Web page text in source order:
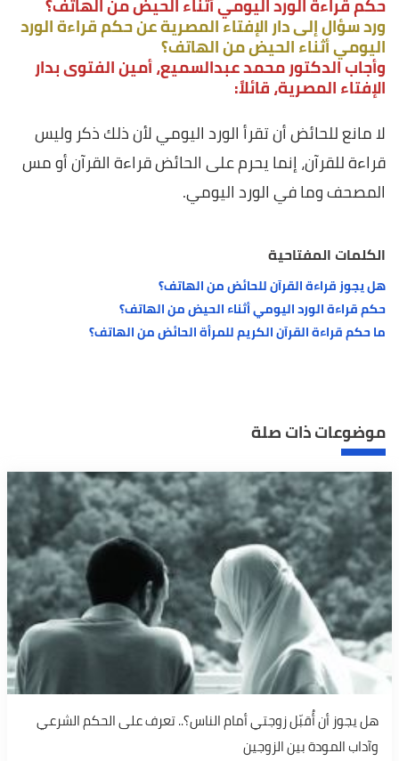
حكم قراءة الورد اليومي أثناء الحيض من الهاتف؟
ورد سؤال إلى دار الإفتاء المصرية عن حكم قراءة الورد
اليومي أثناء الحيض من الهاتف؟
وأجاب الدكتور محمد عبدالسميع، أمين الفتوى بدار
الإفتاء المصرية، قائلاً:
لا مانع للحائض أن تقرأ الورد اليومي لأن ذلك ذكر وليس
قراءة للقرآن، إنما يحرم على الحائض قراءة القرآن أو مس
المصحف وما في الورد اليومي.
الكلمات المفتاحية
هل يجوز قراءة القرآن للحائض من الهاتف؟
حكم قراءة الورد اليومي أثناء الحيض من الهاتف؟
ما حكم قراءة القرآن الكريم للمرأة الحائض من الهاتف؟
موضوعات ذات صلة
هل يجوز أن أُقبّل زوجتي أمام الناس؟.. تعرف على الحكم الشرعي
وآداب المودة بين الزوجين